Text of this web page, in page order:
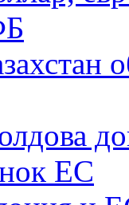
ЕС